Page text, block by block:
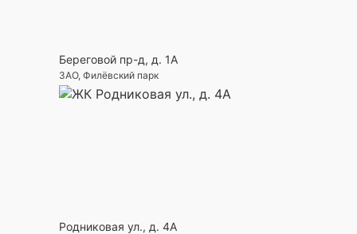
Береговой пр-д, д. 1А
ЗАО, Филёвский парк
Родниковая ул., д. 4А